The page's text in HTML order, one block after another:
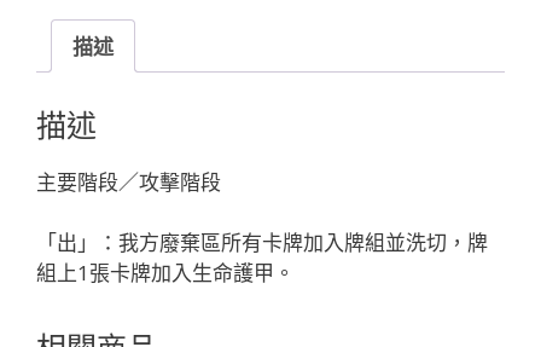
お
付
け
「輔
助
分
身
綠
色
描述
描述
主要階段／攻擊階段
「出」：我方廢棄區所有卡牌加入牌組並洗切，牌
組上1張卡牌加入生命護甲。